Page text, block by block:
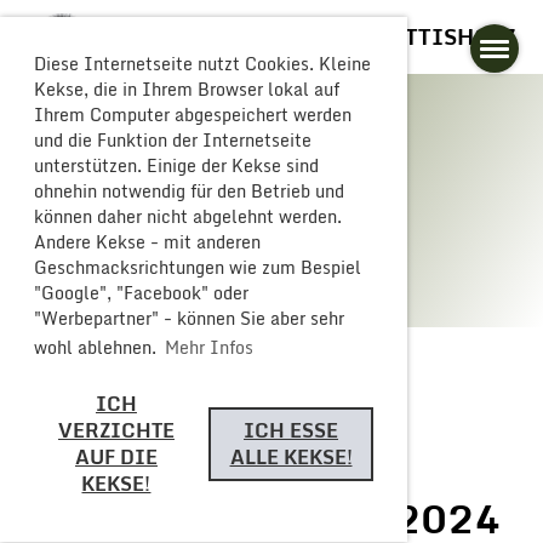
Diese Internetseite nutzt Cookies. Kleine
Kekse, die in Ihrem Browser lokal auf
Ihrem Computer abgespeichert werden
und die Funktion der Internetseite
unterstützen. Einige der Kekse sind
ohnehin notwendig für den Betrieb und
können daher nicht abgelehnt werden.
Andere Kekse - mit anderen
Geschmacksrichtungen wie zum Bespiel
"Google", "Facebook" oder
"Werbepartner" - können Sie aber sehr
wohl ablehnen. Mehr Infos
ICH
VERZICHTE
AUF DIE
KEKSE!
ICH ESSE
ALLE KEKSE!
GLOGGERESCHRÄNZER BUTTISHOLZ
Galerie
Zurück
Fasnachts Sonntag 2024